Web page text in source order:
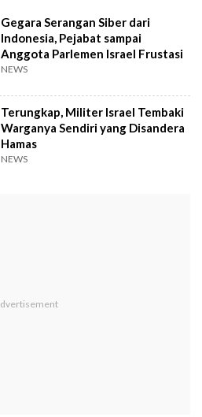
Gegara Serangan Siber dari
Indonesia, Pejabat sampai
Anggota Parlemen Israel Frustasi
NEWS
Terungkap, Militer Israel Tembaki
Warganya Sendiri yang Disandera
Hamas
NEWS